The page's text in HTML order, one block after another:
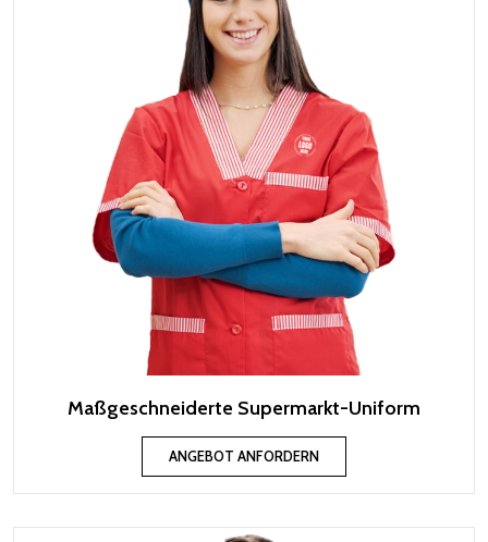
Maßgeschneiderte Supermarkt-Uniform
ANGEBOT ANFORDERN